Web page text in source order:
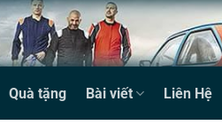
Quà tặng Bài viết Liên Hệ